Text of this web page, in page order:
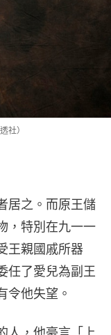
社）
居之。而原王儲
，特別在九一一
王親國戚所器
任了愛兒為副王
令他失望。